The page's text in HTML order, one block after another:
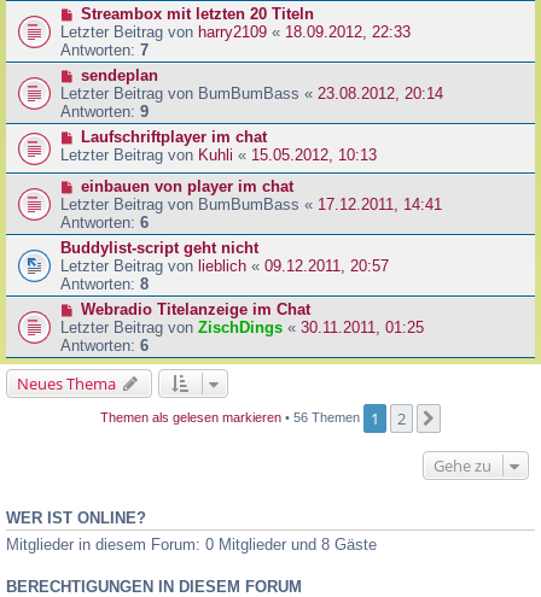
Streambox mit letzten 20 Titeln
Letzter Beitrag von harry2109 « 18.09.2012, 22:33
Antworten: 7
sendeplan
Letzter Beitrag von BumBumBass « 23.08.2012, 20:14
Antworten: 9
Laufschriftplayer im chat
Letzter Beitrag von Kuhli « 15.05.2012, 10:13
einbauen von player im chat
Letzter Beitrag von BumBumBass « 17.12.2011, 14:41
Antworten: 6
Buddylist-script geht nicht
Letzter Beitrag von lieblich « 09.12.2011, 20:57
Antworten: 8
Webradio Titelanzeige im Chat
Letzter Beitrag von ZischDings « 30.11.2011, 01:25
Antworten: 6
Neues Thema
Themen als gelesen markieren • 56 Themen 1 2
Gehe zu
WER IST ONLINE?
Mitglieder in diesem Forum: 0 Mitglieder und 8 Gäste
BERECHTIGUNGEN IN DIESEM FORUM